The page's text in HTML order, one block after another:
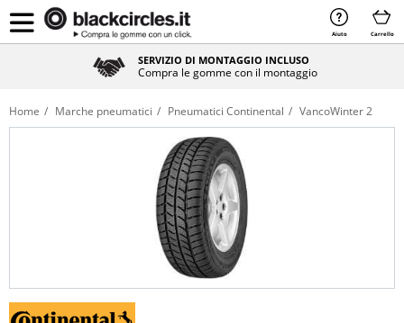
Aiuto Carrello
SERVIZIO DI MONTAGGIO INCLUSO
Compra le gomme con il montaggio
Home Marche pneumatici Pneumatici Continental VancoWinter 2